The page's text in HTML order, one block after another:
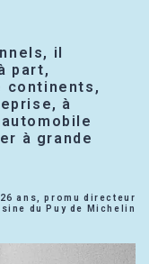
il
part,
continents,
à
à grande
ans, promu directeur
du Puy de Michelin